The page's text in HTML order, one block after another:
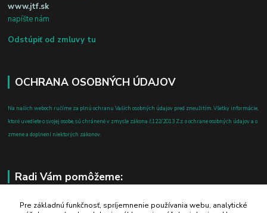
www.jtf.sk
napíšte nám
Odstúpiť od zmluvy tu
OCHRANA OSOBNÝCH ÚDAJOV
Na našich weboch ručíme za plnú ochranu Vašich osobných údajov pred zneužitím. Všetky informácie,
ktoré uvediete o svojej osobe, sú chránené v zmysle zákona č.122/2013 Z.z. o ochrane osobných údajov a o
zmene a doplnení niektorých zákonov.
Radi Vám pomôžeme:
+421 908 700 612
Pre základnú funkčnosť, spríjemnenie používania webu, analytické